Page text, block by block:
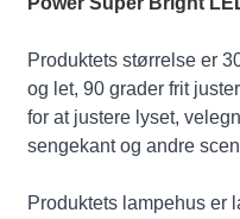
Produktets størrelse er
og let, 90 grader frit
for at justere lyset,
sengekant og andre
Produktets lampehus er